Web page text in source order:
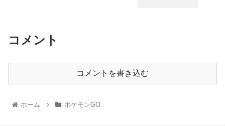
コメント
コメントを書き込む
ホーム ポケモンGO